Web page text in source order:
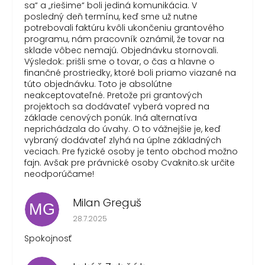
sa“ a „riešime“ boli jediná komunikácia. V
posledný deň termínu, keď sme už nutne
potrebovali faktúru kvôli ukončeniu grantového
programu, nám pracovník oznámil, že tovar na
sklade vôbec nemajú. Objednávku stornovali.
Výsledok: prišli sme o tovar, o čas a hlavne o
finančné prostriedky, ktoré boli priamo viazané na
túto objednávku. Toto je absolútne
neakceptovateľné. Pretože pri grantových
projektoch sa dodávateľ vyberá vopred na
základe cenových ponúk. Iná alternatíva
neprichádzala do úvahy. O to vážnejšie je, keď
vybraný dodávateľ zlyhá na úplne základných
veciach. Pre fyzické osoby je tento obchod možno
fajn. Avšak pre právnické osoby Cvaknito.sk určite
neodporúčame!
MG Milan Greguš
Hodnotenie obchodu je 5 z 5 hviezdičiek.
28.7.2025
Spokojnosť